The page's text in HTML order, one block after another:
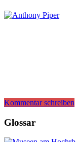
Kommentar schreiben
Glossar